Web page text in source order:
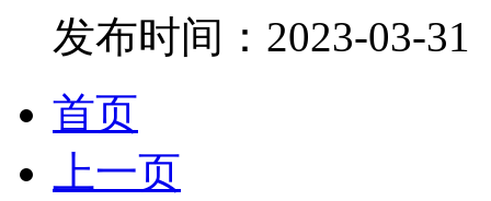
发布时间： 2023-03-31
首页
上一页